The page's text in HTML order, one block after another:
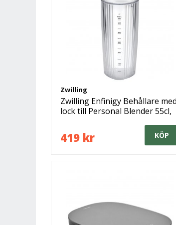
Zwilling
Zwilling Enfinigy Behållare med
lock till Personal Blender 55cl,
419 kr KÖP